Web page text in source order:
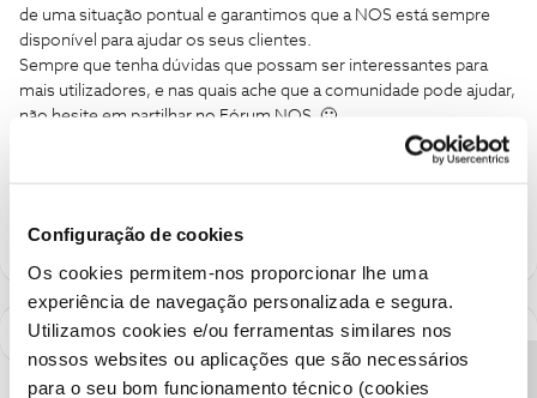
Configuração de cookies
Os cookies permitem-nos proporcionar lhe uma
experiência de navegação personalizada e segura.
Utilizamos cookies e/ou ferramentas similares nos
nossos websites ou aplicações que são necessários
para o seu bom funcionamento técnico (cookies
de uma situação pontual e garantimos que a NOS está sempre
disponível para ajudar os seus clientes.
Sempre que tenha dúvidas que possam ser interessantes para
mais utilizadores, e nas quais ache que a comunidade pode ajudar,
não hesite em partilhar no Fórum NOS. 🙂